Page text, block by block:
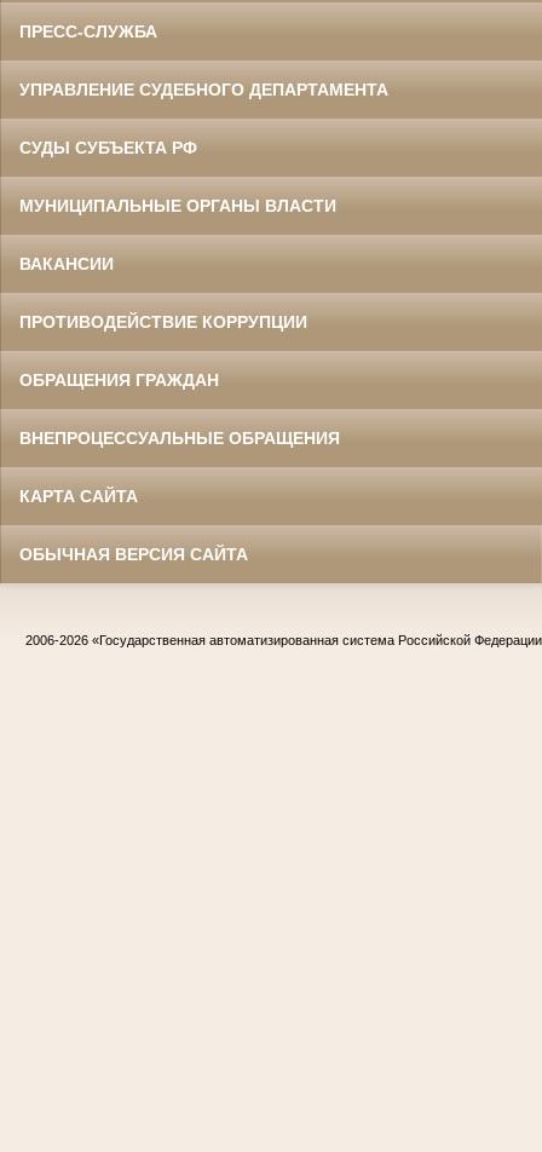
ПРЕСС-СЛУЖБА
УПРАВЛЕНИЕ СУДЕБНОГО ДЕПАРТАМЕНТА
СУДЫ СУБЪЕКТА РФ
МУНИЦИПАЛЬНЫЕ ОРГАНЫ ВЛАСТИ
ВАКАНСИИ
ПРОТИВОДЕЙСТВИЕ КОРРУПЦИИ
ОБРАЩЕНИЯ ГРАЖДАН
ВНЕПРОЦЕССУАЛЬНЫЕ ОБРАЩЕНИЯ
КАРТА САЙТА
ОБЫЧНАЯ ВЕРСИЯ САЙТА
2006-2026 «Государственная автоматизированная система Российской